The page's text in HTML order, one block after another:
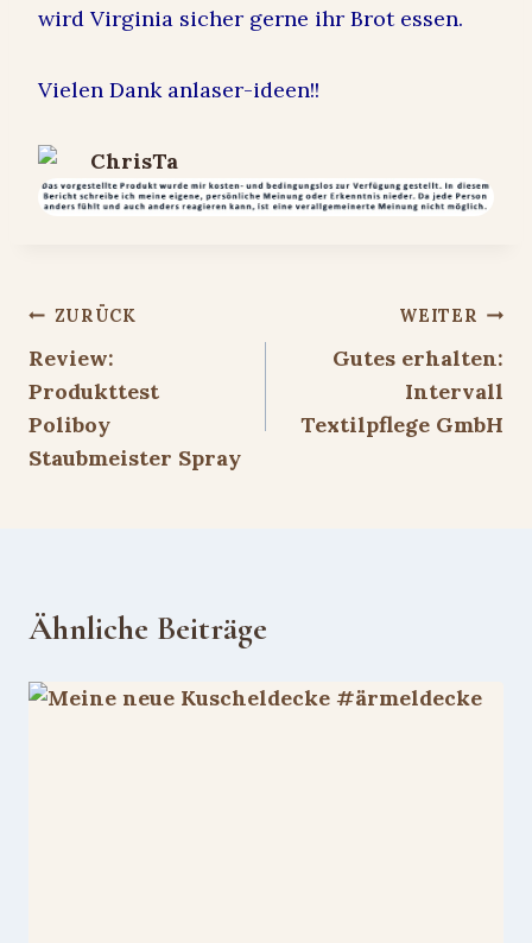
wird Virginia sicher gerne ihr Brot essen.
Vielen Dank anlaser-ideen!!
Beitragsnavigation
ZURÜCK
Review:
Produkttest
Poliboy
Staubmeister Spray
WEITER
Gutes erhalten:
Intervall
Textilpflege GmbH
Ähnliche Beiträge